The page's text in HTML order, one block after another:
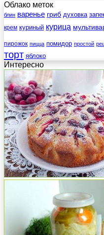
Облако меток
блин варенье гриб духовка
крем куриный курица
пирожок пицца помидор простой
торт яблоко
Интересно